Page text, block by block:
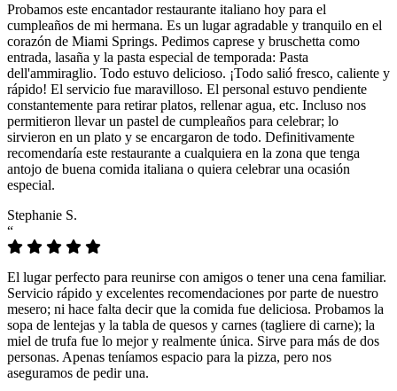
Probamos este encantador restaurante italiano hoy para el
cumpleaños de mi hermana. Es un lugar agradable y tranquilo en el
corazón de Miami Springs. Pedimos caprese y bruschetta como
entrada, lasaña y la pasta especial de temporada: Pasta
dell'ammiraglio. Todo estuvo delicioso. ¡Todo salió fresco, caliente y
rápido! El servicio fue maravilloso. El personal estuvo pendiente
constantemente para retirar platos, rellenar agua, etc. Incluso nos
permitieron llevar un pastel de cumpleaños para celebrar; lo
sirvieron en un plato y se encargaron de todo. Definitivamente
recomendaría este restaurante a cualquiera en la zona que tenga
antojo de buena comida italiana o quiera celebrar una ocasión
especial.
Stephanie S.
“
El lugar perfecto para reunirse con amigos o tener una cena familiar.
Servicio rápido y excelentes recomendaciones por parte de nuestro
mesero; ni hace falta decir que la comida fue deliciosa. Probamos la
sopa de lentejas y la tabla de quesos y carnes (tagliere di carne); la
miel de trufa fue lo mejor y realmente única. Sirve para más de dos
personas. Apenas teníamos espacio para la pizza, pero nos
aseguramos de pedir una.